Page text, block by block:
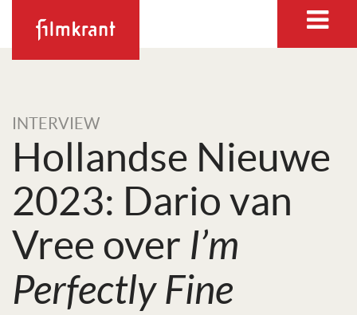
INTERVIEW
Hollandse Nieuwe
2023: Dario van
Vree over I’m
Perfectly Fine